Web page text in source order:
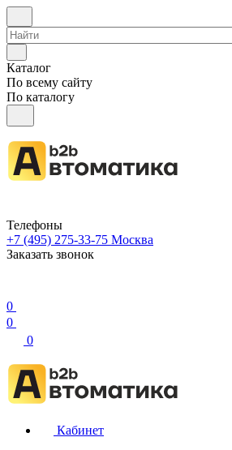
Каталог
По всему сайту
По каталогу
Телефоны
+7 (495) 275-33-75 Москва
Заказать звонок
0
0
0
Кабинет